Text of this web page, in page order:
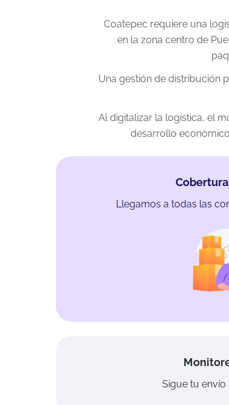
Coatepec requiere una
en la zona centro de
Una gestión de distribución
Al digitalizar la logística, el
desarrollo
Llegamos a todas las
Sigue tu envío